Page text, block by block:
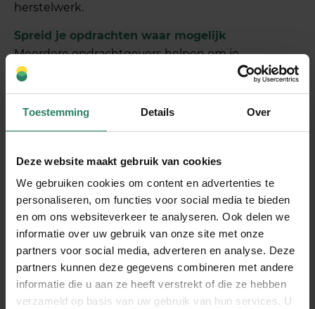
Toestemming Details Over
Deze website maakt gebruik van cookies
We gebruiken cookies om content en advertenties te
personaliseren, om functies voor social media te bieden
en om ons websiteverkeer te analyseren. Ook delen we
informatie over uw gebruik van onze site met onze
partners voor social media, adverteren en analyse. Deze
partners kunnen deze gegevens combineren met andere
informatie die u aan ze heeft verstrekt of die ze hebben
verzameld op basis van uw gebruik van hun services. U
herstelwerk.
Spreid je opdrachten waar mogelijk
Meerdere opdrachtgevers helpen om je
onafhankelijkheid te onderbouwen.
Niet alleen uitvoeren wat gevraagd wordt, maar
zelf keuzes maken, je eigen werkwijze bepalen en
actief sturen op je business.
Het draait om het
totaalplaatje
Het belangrijkste om te onthouden: er is geen
checklist die je simpel afvinkt.